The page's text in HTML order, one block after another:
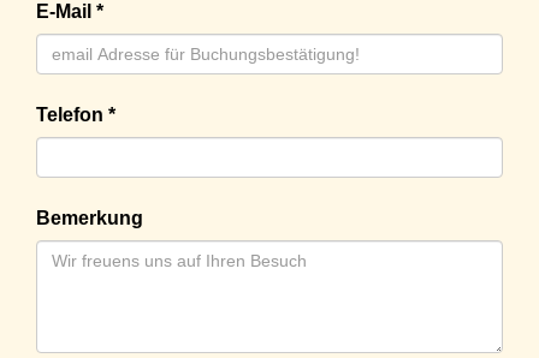
E-Mail *
Telefon *
Bemerkung